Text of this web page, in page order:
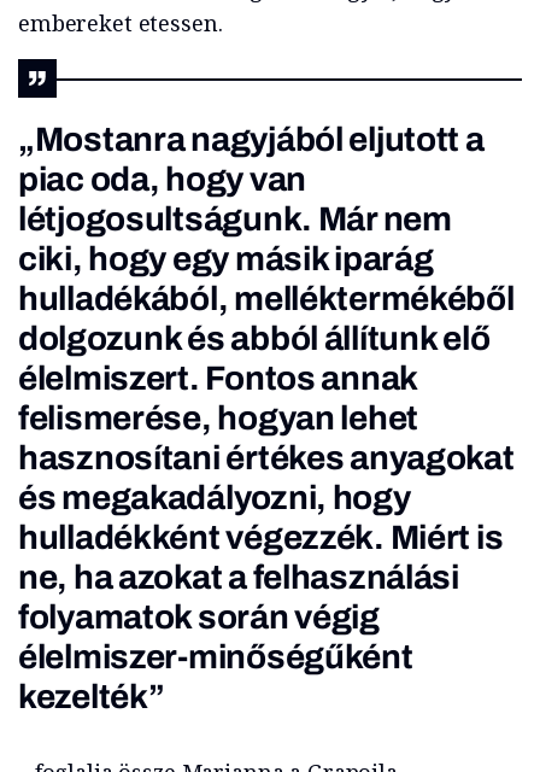
embereket etessen.
„Mostanra nagyjából eljutott a
piac oda, hogy van
létjogosultságunk. Már nem
ciki, hogy egy másik iparág
hulladékából, melléktermékéből
dolgozunk és abból állítunk elő
élelmiszert. Fontos annak
felismerése, hogyan lehet
hasznosítani értékes anyagokat
és megakadályozni, hogy
hulladékként végezzék. Miért is
ne, ha azokat a felhasználási
folyamatok során végig
élelmiszer-minőségűként
kezelték”